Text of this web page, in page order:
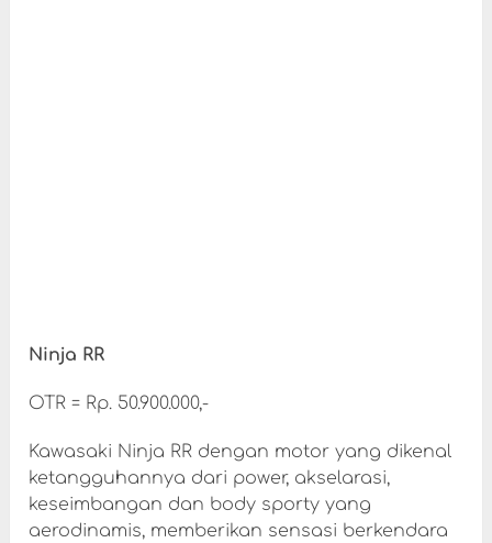
Ninja RR
OTR = Rp. 50.900.000,-
Kawasaki Ninja RR dengan motor yang dikenal
ketangguhannya dari power, akselarasi,
keseimbangan dan body sporty yang
aerodinamis, memberikan sensasi berkendara